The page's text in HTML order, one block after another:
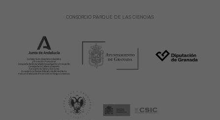
CONSORCIO PARQUE DE LAS CIENCIAS